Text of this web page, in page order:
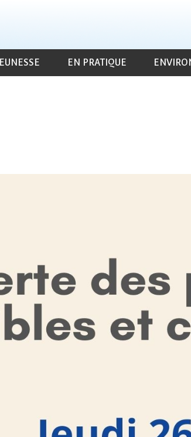
JEUNESSE EN PRATIQUE